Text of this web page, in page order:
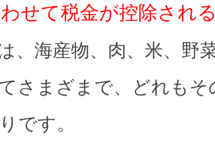
せて税金が控除され
、海産物、肉、米、野
さまざまで、どれもそ
です。